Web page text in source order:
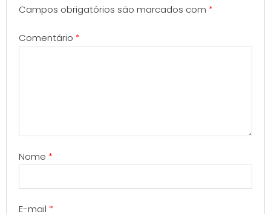
Campos obrigatórios são marcados com *
Comentário *
Nome *
E-mail *